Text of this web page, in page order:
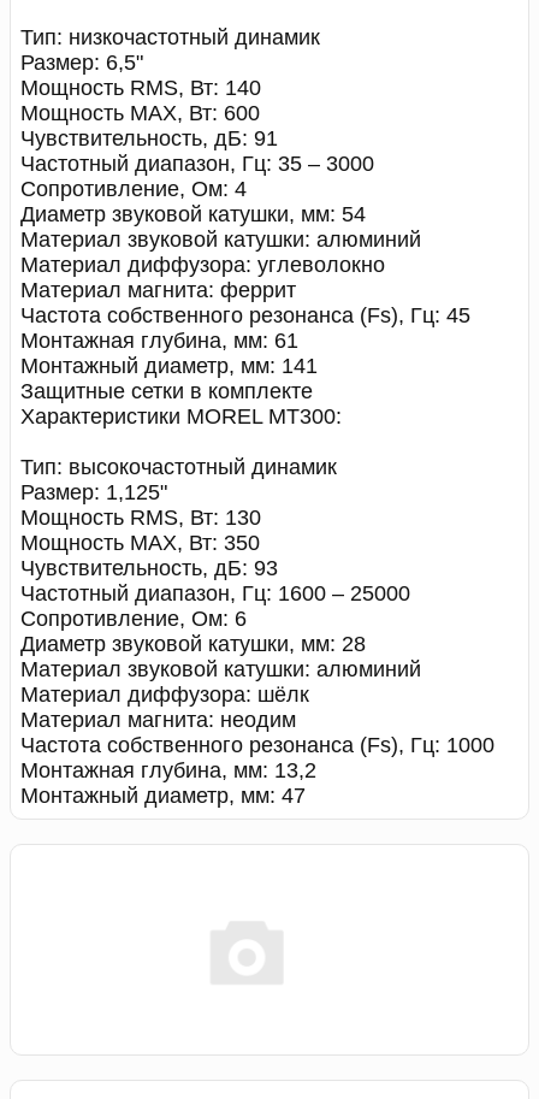
Тип: низкочастотный динамик
Размер: 6,5"
Мощность RMS, Вт: 140
Мощность MAX, Вт: 600
Чувствительность, дБ: 91
Частотный диапазон, Гц: 35 – 3000
Сопротивление, Ом: 4
Диаметр звуковой катушки, мм: 54
Материал звуковой катушки: алюминий
Материал диффузора: углеволокно
Материал магнита: феррит
Частота собственного резонанса (Fs), Гц: 45
Монтажная глубина, мм: 61
Монтажный диаметр, мм: 141
Защитные сетки в комплекте
Характеристики MOREL MT300:
Тип: высокочастотный динамик
Размер: 1,125"
Мощность RMS, Вт: 130
Мощность MAX, Вт: 350
Чувствительность, дБ: 93
Частотный диапазон, Гц: 1600 – 25000
Сопротивление, Ом: 6
Диаметр звуковой катушки, мм: 28
Материал звуковой катушки: алюминий
Материал диффузора: шёлк
Материал магнита: неодим
Частота собственного резонанса (Fs), Гц: 1000
Монтажная глубина, мм: 13,2
Монтажный диаметр, мм: 47